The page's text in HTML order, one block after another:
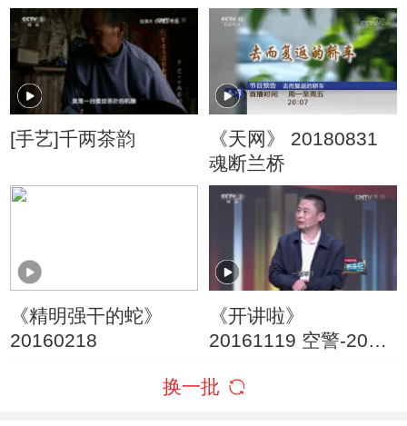
版
[手艺]千两茶韵
《天网》 20180831
魂断兰桥
《精明强干的蛇》
20160218
《开讲啦》
20161119 空警-2000
民族脊梁
换一批